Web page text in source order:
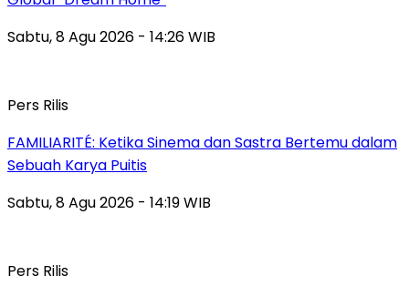
Sabtu, 8 Agu 2026 - 14:26 WIB
Pers Rilis
FAMILIARITÉ: Ketika Sinema dan Sastra Bertemu dalam
Sebuah Karya Puitis
Sabtu, 8 Agu 2026 - 14:19 WIB
Pers Rilis